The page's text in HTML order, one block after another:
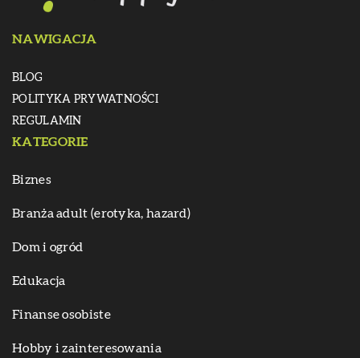
NAWIGACJA
BLOG
POLITYKA PRYWATNOŚCI
REGULAMIN
KATEGORIE
Biznes
Branża adult (erotyka, hazard)
Dom i ogród
Edukacja
Finanse osobiste
Hobby i zainteresowania